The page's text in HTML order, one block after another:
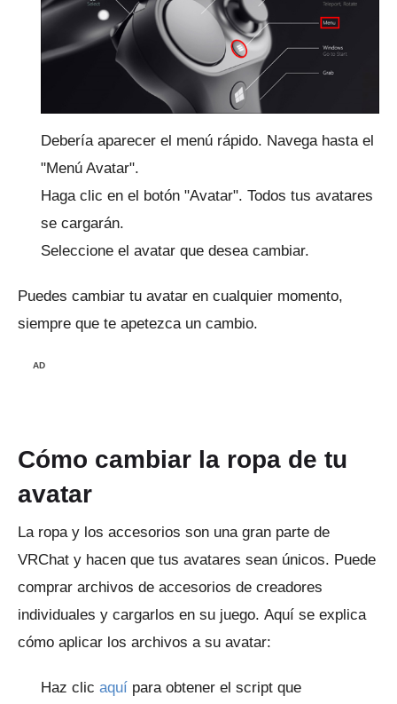
Debería aparecer el menú rápido. Navega hasta el
"Menú Avatar".
Haga clic en el botón "Avatar". Todos tus avatares
se cargarán.
Seleccione el avatar que desea cambiar.
Puedes cambiar tu avatar en cualquier momento,
siempre que te apetezca un cambio.
AD
Cómo cambiar la ropa de tu
avatar
La ropa y los accesorios son una gran parte de
VRChat y hacen que tus avatares sean únicos. Puede
comprar archivos de accesorios de creadores
individuales y cargarlos en su juego. Aquí se explica
cómo aplicar los archivos a su avatar:
Haz clic aquí para obtener el script que